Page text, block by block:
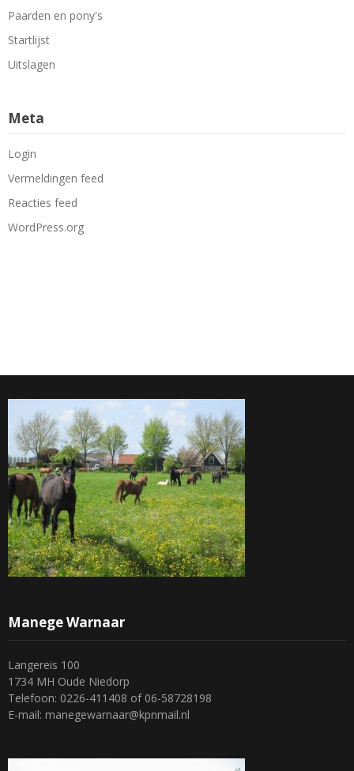
Paarden en pony's
Startlijst
Uitslagen
Meta
Login
Vermeldingen feed
Reacties feed
WordPress.org
Manege Warnaar
Langereis 100
1734 MH Oude Niedorp
Telefoon: 0226-411408 of 06-58728198
E-mail: manegewarnaar@kpnmail.nl